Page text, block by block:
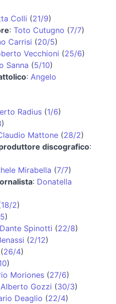
Colli (21/9)
: Toto Cutugno (7/7)
Carrisi (20/5)
Vecchioni (25/6)
Sanna (5/10)
: Angelo
Radius (1/6)
)
Mattone (28/2)
discografico:
Mirabella (7/7)
: Donatella
18/2)
)
Dante Spinotti (22/8)
(2/12)
(26/4)
)
Moriones (27/6)
Alberto Gozzi (30/3)
Deaglio (22/4)